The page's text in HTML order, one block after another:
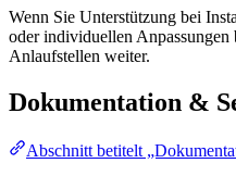
Wenn Sie Unterstützung bei
oder individuellen Anpassungen
Anlaufstellen weiter.
Dokumentation &
Abschnitt betitelt